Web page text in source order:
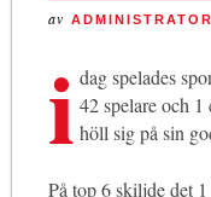
av ADMINISTRATOR
i dag spelades
42 spelare och
höll sig på sin
På top 6 skiljde det